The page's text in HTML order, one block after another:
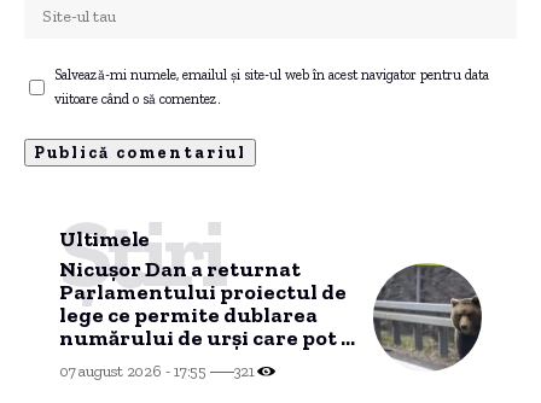
Salvează-mi numele, emailul și site-ul web în acest navigator pentru data
viitoare când o să comentez.
Ultimele
Știri
Nicușor Dan a returnat
Parlamentului proiectul de
lege ce permite dublarea
numărului de urși care pot fi
vânați.
07 august 2026 - 17:55 321